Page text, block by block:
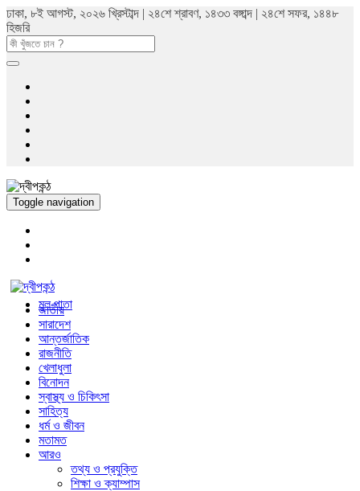
ঢাকা, ৮ই আগস্ট, ২০২৬ খ্রিস্টাব্দ | ২৪শে শ্রাবণ, ১৪৩৩ বঙ্গাব্দ | ২৪শে সফর, ১৪৪৮
হিজরি
Toggle navigation
মুল পাতা
জাতীয়
সারাদেশ
আন্তর্জাতিক
রাজনীতি
খেলাধুলা
বিনোদন
স্বাস্থ্য ও চিকিৎসা
সাহিত্য
ধর্ম ও জীবন
মতামত
আরও
তথ্য ও প্রযুক্তি
শিক্ষা ও ক্যাম্পাস